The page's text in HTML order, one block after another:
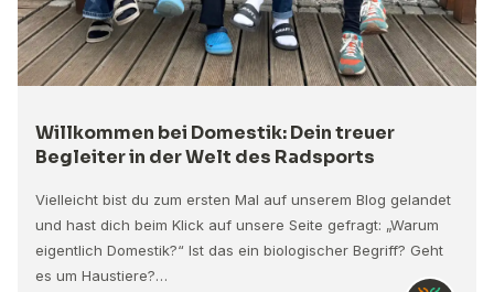
Willkommen bei Domestik: Dein treuer
Begleiter in der Welt des Radsports
Vielleicht bist du zum ersten Mal auf unserem Blog gelandet
und hast dich beim Klick auf unsere Seite gefragt: „Warum
eigentlich Domestik?“ Ist das ein biologischer Begriff? Geht
es um Haustiere?…